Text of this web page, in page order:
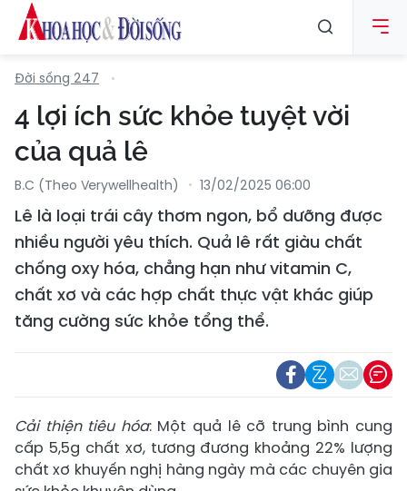
Đời sống 247
4 lợi ích sức khỏe tuyệt vời
của quả lê
B.C (Theo Verywellhealth) 13/02/2025 06:00
Lê là loại trái cây thơm ngon, bổ dưỡng được
nhiều người yêu thích. Quả lê rất giàu chất
chống oxy hóa, chẳng hạn như vitamin C,
chất xơ và các hợp chất thực vật khác giúp
tăng cường sức khỏe tổng thể.
Cải thiện tiêu hóa: Một quả lê cỡ trung bình cung
cấp 5,5g chất xơ, tương đương khoảng 22% lượng
chất xơ khuyến nghị hàng ngày mà các chuyên gia